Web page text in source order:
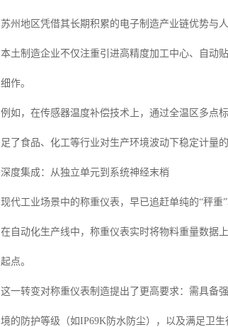
苏州地区凭借其长期积累的电子制造产业链优势与
本土制造企业不仅注重引进高精度加工中心、自动
细作。
例如，在传感器温度补偿技术上，通过全温区多点
足了食品、化工等行业对生产环境波动下稳定计量的
深度集成：从独立单元到系统神经末梢
现代工业场景中的称重仪表，早已追赶单纯的“秤重
在自动化生产线中，称重仪表实时将物料重量数据
起点。
这一转变对称重仪表制造提出了更高要求：需具备
境的防护等级（如IP69K防水防尘），以及满足卫